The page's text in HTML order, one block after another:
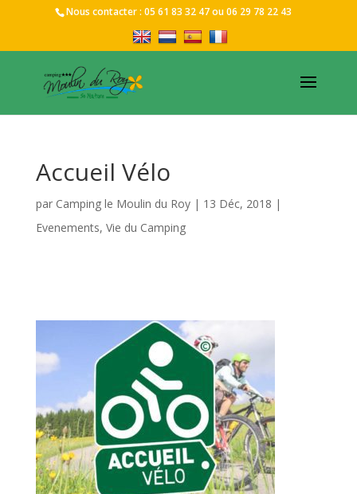
Nous contacter : 05 61 83 32 47ou06 29 78 22 43
Accueil Vélo
par Camping le Moulin du Roy| 13 Déc, 2018 |
Evenements, Vie du Camping